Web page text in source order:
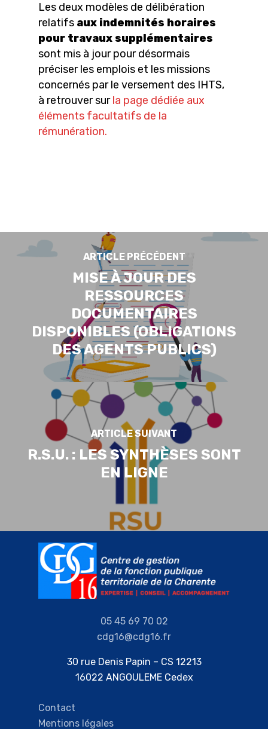
Les deux modèles de délibération
relatifs aux indemnités horaires
pour travaux supplémentaires
sont mis à jour pour désormais
préciser les emplois et les missions
concernés par le versement des IHTS,
à retrouver surla page dédiée aux
éléments facultatifs de la
rémunération.
ARTICLE PRÉCÉDENT
MISE À JOUR DES
RESSOURCES
DOCUMENTAIRES
DISPONIBLES (OBLIGATIONS
DES AGENTS PUBLICS)
ARTICLE SUIVANT
R.S.U. : LES SYNTHÈSES SONT
EN LIGNE
05 45 69 70 02
cdg16@cdg16.fr
30 rue Denis Papin – CS 12213
16022 ANGOULEME Cedex
Contact
Mentions légales